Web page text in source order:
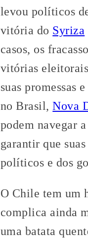
levou políticos
vitória do Syriza
casos, os
vitórias
suas promessas
no Brasil,Nova
podem navegar
garantir que
políticos e dos
O Chile tem um
complica ainda
uma batata